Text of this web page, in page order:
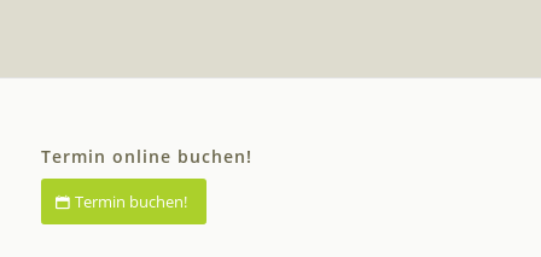
Termin online buchen!
Termin buchen!